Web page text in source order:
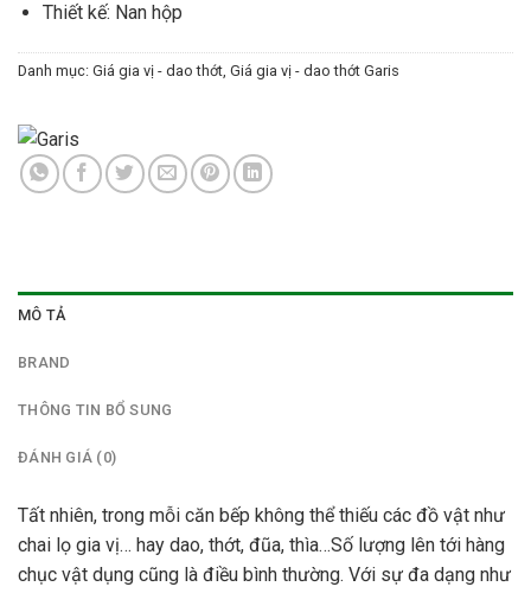
Thiết kế: Nan hộp
Danh mục: Giá gia vị - dao thớt, Giá gia vị - dao thớt Garis
MÔ TẢ
BRAND
THÔNG TIN BỔ SUNG
ĐÁNH GIÁ (0)
Tất nhiên, trong mỗi căn bếp không thể thiếu các đồ vật như
chai lọ gia vị… hay dao, thớt, đũa, thìa…Số lượng lên tới hàng
chục vật dụng cũng là điều bình thường. Với sự đa dạng như